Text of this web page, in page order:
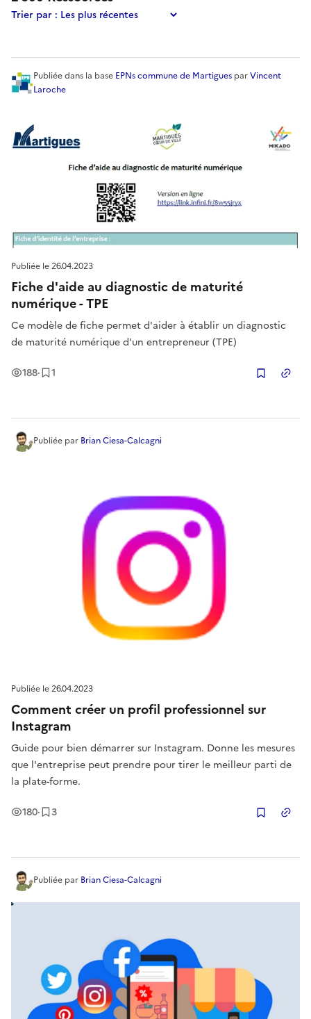
Trier par :
Publiée le26.04.2023
Fiche d'aide au diagnostic de maturité
numérique - TPE
Ce modèle de fiche permet d'aider à établir un diagnostic
de maturité numérique d'un entrepreneur (TPE)
188Vues
· 1
Publiéedans la base EPNs commune de Martigues parVincent
Laroche
Publiée le26.04.2023
Comment créer un profil professionnel sur
Instagram
Guide pour bien démarrer sur Instagram. Donne les mesures
que l'entreprise peut prendre pour tirer le meilleur parti de
la plate-forme.
180Vues
· 3Enregistrement
Publiée par Brian Ciesa-Calcagni
Publiée par Brian Ciesa-Calcagni